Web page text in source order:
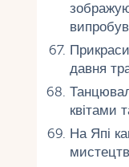
давня
квітами
На Япі